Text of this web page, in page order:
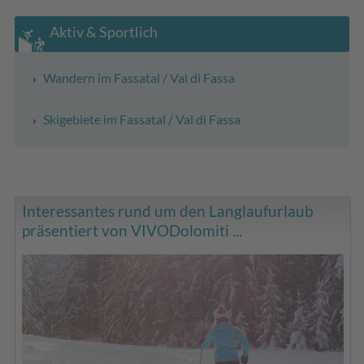
Aktiv & Sportlich
Wandern im Fassatal / Val di Fassa
Skigebiete im Fassatal / Val di Fassa
Interessantes rund um den Langlaufurlaub
präsentiert von VIVODolomiti ...